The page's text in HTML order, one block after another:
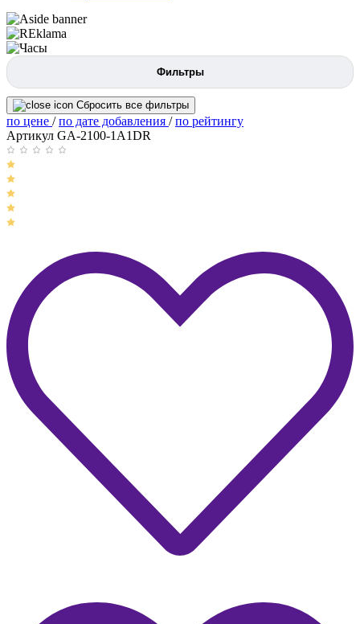
Фильтры
Сбросить все фильтры
по цене /по дате добавления /по рейтингу
Артикул GA-2100-1A1DR